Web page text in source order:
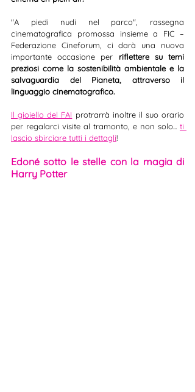
"A piedi nudi nel parco", rassegna
cinematografica promossa insieme a FIC –
Federazione Cineforum, ci darà una nuova
importante occasione per riflettere su temi
preziosi come la sostenibilità ambientale e la
salvaguardia del Pianeta, attraverso il
linguaggio cinematografico.
Il gioiello del FAI protrarrà inoltre il suo orario
per regalarci visite al tramonto, e non solo... ti
lascio sbirciare tutti i dettagli!
Edoné sotto le stelle con la magia di
Harry Potter